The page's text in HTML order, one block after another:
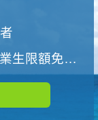
額免費參加